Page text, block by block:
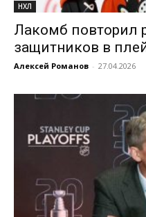
НХЛ
Лакомб повторил
защитников в
Алексей Романов - 27.04.2026